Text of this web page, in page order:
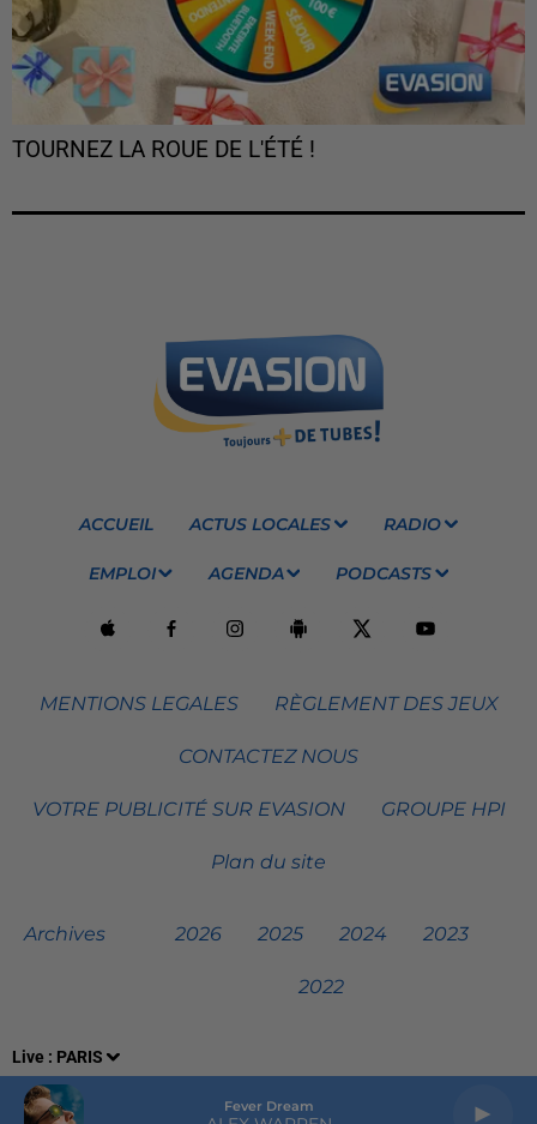
Live : PARIS
Fever Dream
TOURNEZ LA ROUE DE L'ÉTÉ !
ACCUEIL ACTUS LOCALES RADIO
EMPLOI AGENDA PODCASTS
MENTIONS LEGALES RÈGLEMENT DES JEUX
CONTACTEZ NOUS
VOTRE PUBLICITÉ SUR EVASION GROUPE HPI
Plan du site
Archives 2026 2025 2024 2023
2022